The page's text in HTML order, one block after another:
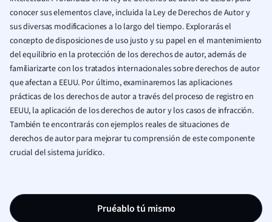
conocer sus elementos clave, incluida la Ley de Derechos de Autor y
sus diversas modificaciones a lo largo del tiempo. Explorarás el
concepto de disposiciones de uso justo y su papel en el mantenimiento
del equilibrio en la protección de los derechos de autor, además de
familiarizarte con los tratados internacionales sobre derechos de autor
que afectan a EEUU. Por último, examinaremos las aplicaciones
prácticas de los derechos de autor a través del proceso de registro en
EEUU, la aplicación de los derechos de autor y los casos de infracción.
También te encontrarás con ejemplos reales de situaciones de
derechos de autor para mejorar tu comprensión de este componente
crucial del sistema jurídico.
Pruéablo tú mismo